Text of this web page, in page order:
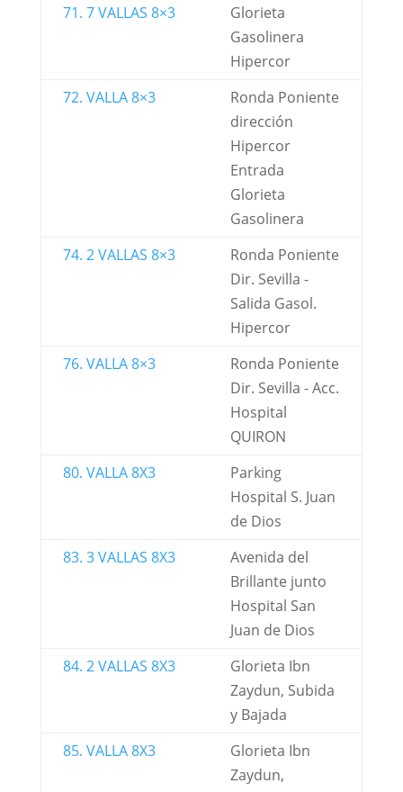
71. 7 VALLAS 8×3
Glorieta
Gasolinera
Hipercor
72. VALLA 8×3
Ronda Poniente
dirección
Hipercor
Entrada
Glorieta
Gasolinera
74. 2 VALLAS 8×3
Ronda Poniente
Dir. Sevilla -
Salida Gasol.
Hipercor
76. VALLA 8×3
Ronda Poniente
Dir. Sevilla - Acc.
Hospital
QUIRON
80. VALLA 8X3
Parking
Hospital S. Juan
de Dios
83. 3 VALLAS 8X3
Avenida del
Brillante junto
Hospital San
Juan de Dios
84. 2 VALLAS 8X3
Glorieta Ibn
Zaydun, Subida
y Bajada
85. VALLA 8X3
Glorieta Ibn
Zaydun,